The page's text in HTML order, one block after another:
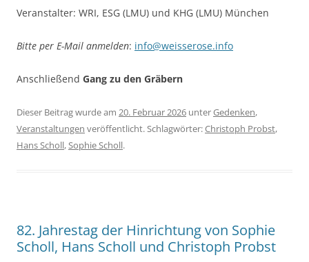
Veranstalter: WRI, ESG (LMU) und KHG (LMU) München
Bitte per E-Mail anmelden: info@weisserose.info
Anschließend Gang zu den Gräbern
Dieser Beitrag wurde am 20. Februar 2026 unterGedenken,
Veranstaltungen veröffentlicht. Schlagwörter:Christoph Probst,
Hans Scholl,Sophie Scholl.
82. Jahrestag der Hinrichtung von Sophie
Scholl, Hans Scholl und Christoph Probst